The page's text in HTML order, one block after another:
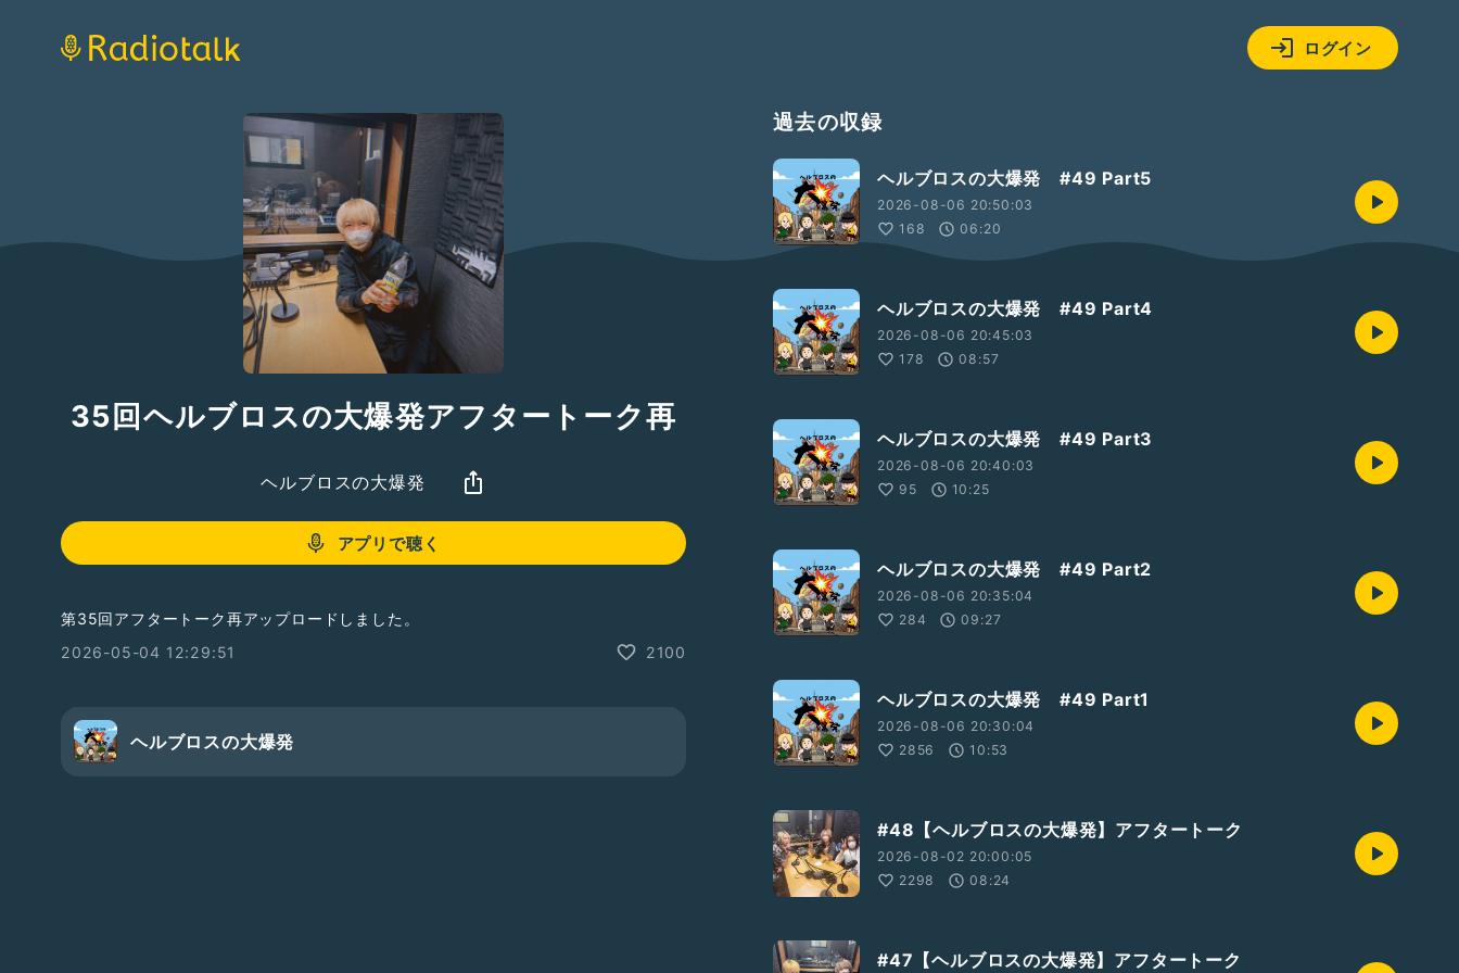
ログイン
35回ヘルブロスの大爆発アフタートーク再
ヘルブロスの大爆発
アプリで聴く
第35回アフタートーク再アップロードしました。
2026-05-04 12:29:51
2100
ヘルブロスの大爆発
過去の収録
ヘルブロスの大爆発 #49 Part5
2026-08-06 20:50:03
168
06:20
ヘルブロスの大爆発 #49 Part4
2026-08-06 20:45:03
178
08:57
ヘルブロスの大爆発 #49 Part3
2026-08-06 20:40:03
95
10:25
ヘルブロスの大爆発 #49 Part2
2026-08-06 20:35:04
284
09:27
ヘルブロスの大爆発 #49 Part1
2026-08-06 20:30:04
2856
10:53
#48【ヘルブロスの大爆発】アフタートーク
2026-08-02 20:00:05
2298
08:24
#47【ヘルブロスの大爆発】アフタートーク